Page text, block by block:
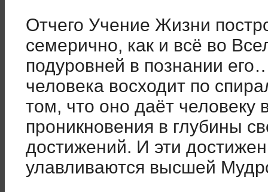
Отчего Учение Жизни
семерично, как и всё во
подуровней в познании
человека восходит по
том, что оно даёт человеку
проникновения в глубины
достижений. И эти
улавливаются высшей